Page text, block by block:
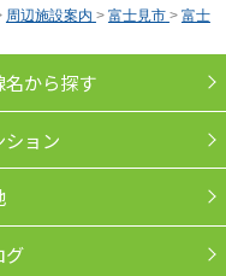
周辺施設案内 > 富士見市 > 富士
名から探す
ション
グ